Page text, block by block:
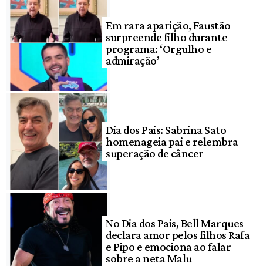
Em rara aparição, Faustão
surpreende filho durante
programa: ‘Orgulho e
admiração’
Dia dos Pais: Sabrina Sato
homenageia pai e relembra
superação de câncer
No Dia dos Pais, Bell Marques
declara amor pelos filhos Rafa
e Pipo e emociona ao falar
sobre a neta Malu